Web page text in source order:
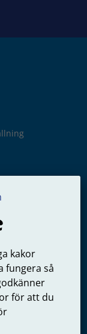
kakor
fungera så
för att du
statlig